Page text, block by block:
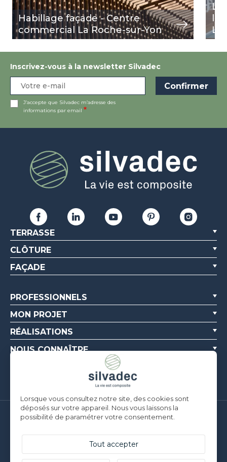
Habillage façade - Centre
commercial La Roche-sur-Yon
Inscrivez-vous à la newsletter Silvadec
J’accepte que Silvadec m’adresse des
informations par email
TERRASSE
CLÔTURE
FAÇADE
PROFESSIONNELS
MON PROJET
RÉALISATIONS
NOUS CONNAÎTRE
Silvadec France
F-56190 ARZAL |T. +33 (0)2 97 450 900
Silvadec Deutschland
Lorsque vous consultez notre site, des cookies sont
déposés sur votre appareil. Nous vous laissons la
possibilité de paramétrer votre consentement.
Tout accepter